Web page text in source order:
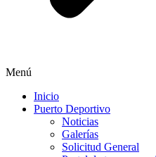
Menú
Inicio
Puerto Deportivo
Noticias
Galerías
Solicitud General